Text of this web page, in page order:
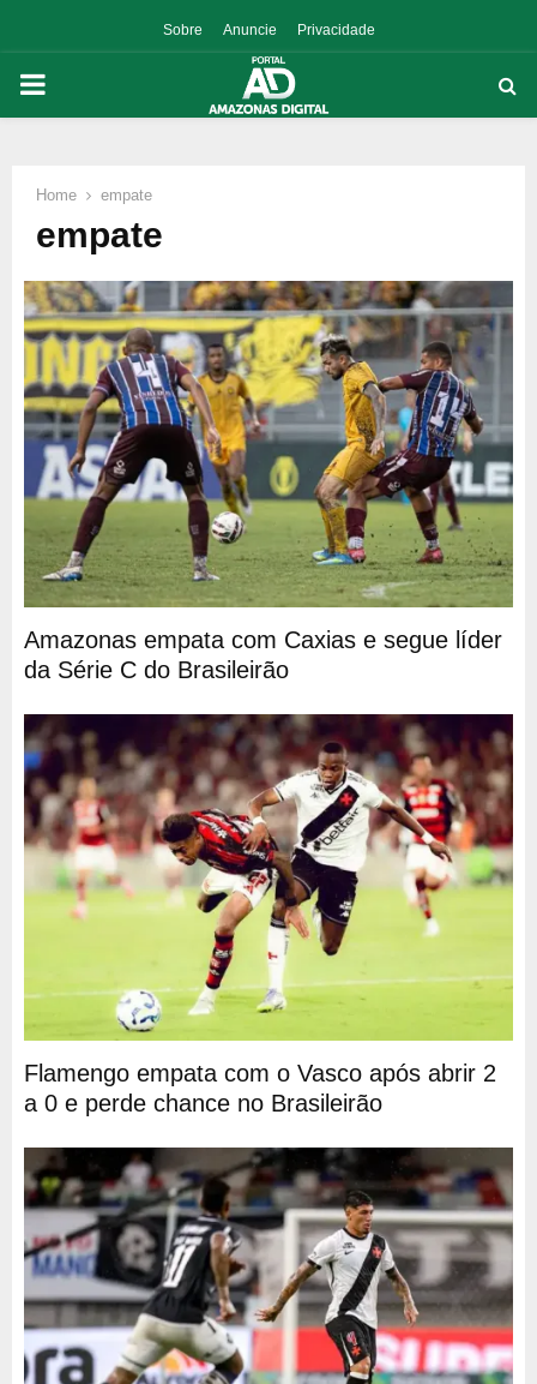
Sobre Anuncie Privacidade
PRIMARY
Home empate
empate
Amazonas empata com Caxias e segue líder
da Série C do Brasileirão
Flamengo empata com o Vasco após abrir 2
a 0 e perde chance no Brasileirão